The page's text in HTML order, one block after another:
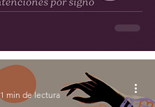
1 min de lectura